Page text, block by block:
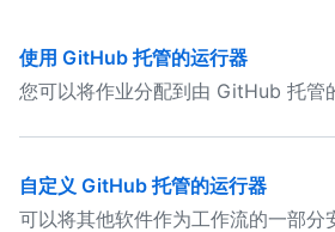
使用 GitHub 托管的运行器
您可以将作业分配到由 GitHub 托管
自定义 GitHub 托管的运行器
可以将其他软件作为工作流的一部